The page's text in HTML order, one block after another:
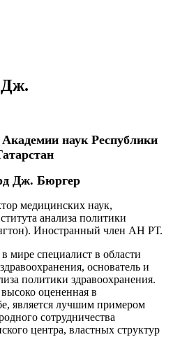
Дж.
наук Республики
Дж. Бюргер
медицинских наук,
анализа политики
Иностранный член АН РТ.
специалист в области
основатель и
политики здравоохранения.
оцененная в
является лучшим примером
сотрудничества
центра, властных структур